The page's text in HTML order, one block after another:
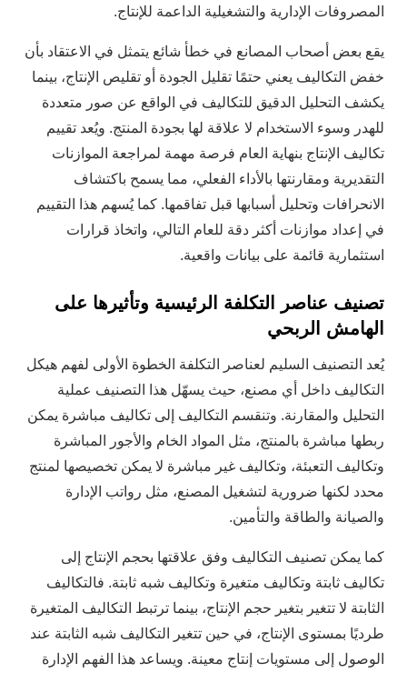
المصروفات الإدارية والتشغيلية الداعمة للإنتاج.
يقع بعض أصحاب المصانع في خطأ شائع يتمثل في الاعتقاد بأن
خفض التكاليف يعني حتمًا تقليل الجودة أو تقليص الإنتاج، بينما
يكشف التحليل الدقيق للتكاليف في الواقع عن صور متعددة
للهدر وسوء الاستخدام لا علاقة لها بجودة المنتج. ويُعد تقييم
تكاليف الإنتاج بنهاية العام فرصة مهمة لمراجعة الموازنات
التقديرية ومقارنتها بالأداء الفعلي، مما يسمح باكتشاف
الانحرافات وتحليل أسبابها قبل تفاقمها. كما يُسهم هذا التقييم
في إعداد موازنات أكثر دقة للعام التالي، واتخاذ قرارات
استثمارية قائمة على بيانات واقعية.
تصنيف عناصر التكلفة الرئيسية وتأثيرها على
الهامش الربحي
يُعد التصنيف السليم لعناصر التكلفة الخطوة الأولى لفهم هيكل
التكاليف داخل أي مصنع، حيث يسهّل هذا التصنيف عملية
التحليل والمقارنة. وتنقسم التكاليف إلى تكاليف مباشرة يمكن
ربطها مباشرة بالمنتج، مثل المواد الخام والأجور المباشرة
وتكاليف التعبئة، وتكاليف غير مباشرة لا يمكن تخصيصها لمنتج
محدد لكنها ضرورية لتشغيل المصنع، مثل رواتب الإدارة
والصيانة والطاقة والتأمين.
كما يمكن تصنيف التكاليف وفق علاقتها بحجم الإنتاج إلى
تكاليف ثابتة وتكاليف متغيرة وتكاليف شبه ثابتة. فالتكاليف
الثابتة لا تتغير بتغير حجم الإنتاج، بينما ترتبط التكاليف المتغيرة
طرديًا بمستوى الإنتاج، في حين تتغير التكاليف شبه الثابتة عند
الوصول إلى مستويات إنتاج معينة. ويساعد هذا الفهم الإدارة